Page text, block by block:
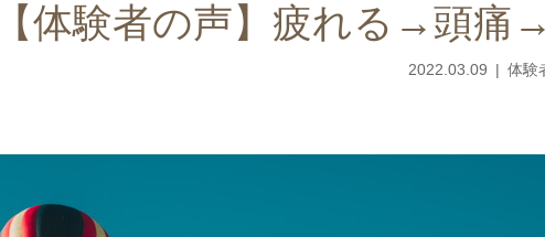
【体験者の声】疲れる→頭痛
2022.03.09 体験